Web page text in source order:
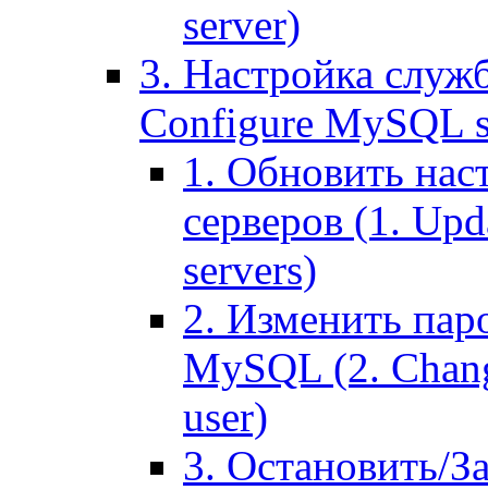
server)
3. Настройка
Configure MySQL
1. Обновить
серверов (1.
servers)
2. Изменить
MySQL (2.
user)
3. Остановить/